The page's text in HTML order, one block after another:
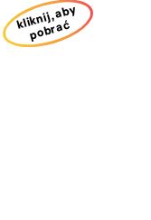
kliknij, aby
pobrać